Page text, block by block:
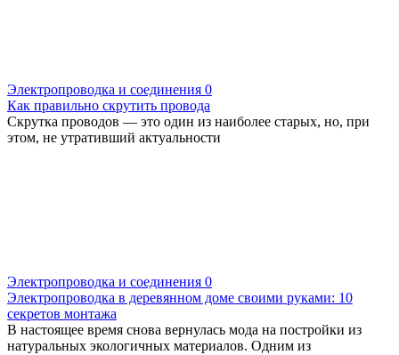
Электропроводка и соединения 0
Как правильно скрутить провода
Скрутка проводов — это один из наиболее старых, но, при
этом, не утративший актуальности
Электропроводка и соединения 0
Электропроводка в деревянном доме своими руками: 10
секретов монтажа
В настоящее время снова вернулась мода на постройки из
натуральных экологичных материалов. Одним из